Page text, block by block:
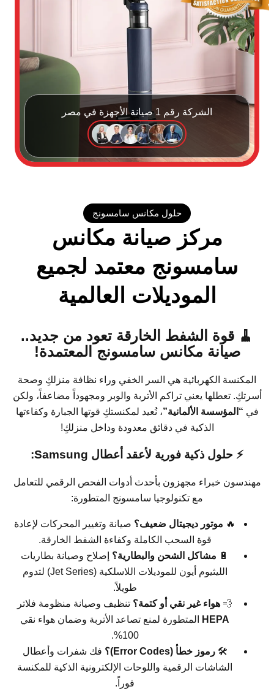
الشركة رقم 1 صيانة الأجهزة في مصر
حلول مكانس سامسونج
مركز صيانة مكانس
سامسونج معتمد لجميع
الموديلات العالمية
🧹 قوة الشفط الخارقة تعود من جديد..
صيانة مكانس سامسونج المعتمدة!
المكنسة الكهربائية هي السر الخفي وراء نظافة منزلكِ وصحة
تعطلها يعني تراكم الأتربة والوبر ومجهوداً مضاعفاً، ولكن
في“المؤسسة الألمانية”، نُعيد لمكنستكِ قوتها الجبارة وكفاءتها
الذكية في دقائق معدودة وداخل منزلكِ!
⚡ حلول ذكية فورية لأعقد أعطال Samsung:
مهندسون خبراء مجهزون بأحدث أدوات الفحص الرقمي للتعامل
مع تكنولوجيا سامسونج المتطورة:
🔥 موتور ديجيتال ضعيف؟صيانة وتغيير المحركات لإعادة
قوة السحب الكاملة وكفاءة الشفط الخارقة.
مشاكل الشحن والبطارية؟ إصلاح وصيانة بطاريات
الليثيوم أيون للموديلات اللاسلكية (Jet Series) لتدوم
طويلاً.
💨
هواء غير نقي أو كتمة؟تنظيف وصيانة منظومة فلاتر
HEPA المتطورة لمنع تصاعد الأتربة وضمان هواء نقي
100%.
رموز خطأ (Error Codes)؟
فك شفرات وأعطال
الشاشات الرقمية واللوحات الإلكترونية الذكية للمكنسة
فوراً.